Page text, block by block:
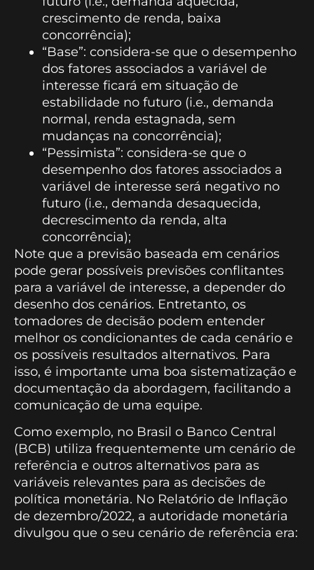
crescimento de renda, baixa
concorrência);
“Base”: considera-se que o desempenho
dos fatores associados a variável de
interesse ficará em situação de
estabilidade no futuro (i.e., demanda
normal, renda estagnada, sem
mudanças na concorrência);
“Pessimista”: considera-se que o
desempenho dos fatores associados a
variável de interesse será negativo no
futuro (i.e., demanda desaquecida,
decrescimento da renda, alta
concorrência);
Note que a previsão baseada em cenários
pode gerar possíveis previsões conflitantes
para a variável de interesse, a depender do
desenho dos cenários. Entretanto, os
tomadores de decisão podem entender
melhor os condicionantes de cada cenário e
os possíveis resultados alternativos. Para
isso, é importante uma boa sistematização e
documentação da abordagem, facilitando a
comunicação de uma equipe.
Como exemplo, no Brasil o Banco Central
(BCB) utiliza frequentemente um cenário de
referência e outros alternativos para as
variáveis relevantes para as decisões de
política monetária. No Relatório de Inflação
de dezembro/2022, a autoridade monetária
divulgou que o seu cenário de referência era: